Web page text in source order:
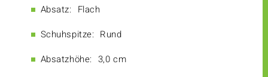
Absatz: Flach
Schuhspitze: Rund
Absatzhöhe: 3,0 cm